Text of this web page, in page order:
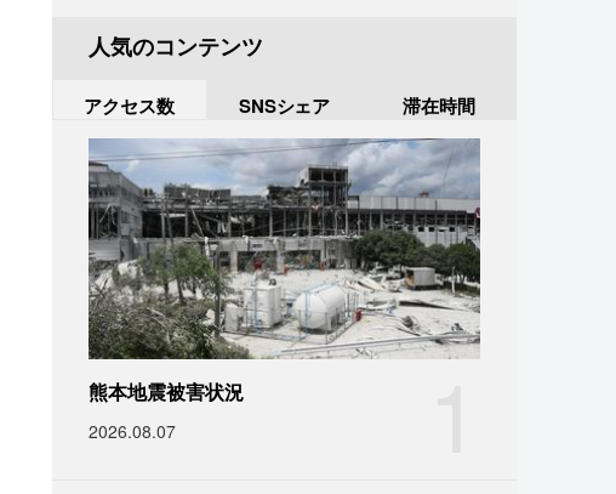
人気のコンテンツ
アクセス数 SNSシェア 滞在時間
熊本地震被害状況
2026.08.07